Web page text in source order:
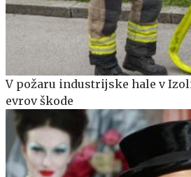
V požaru industrijske hale v
evrov škode